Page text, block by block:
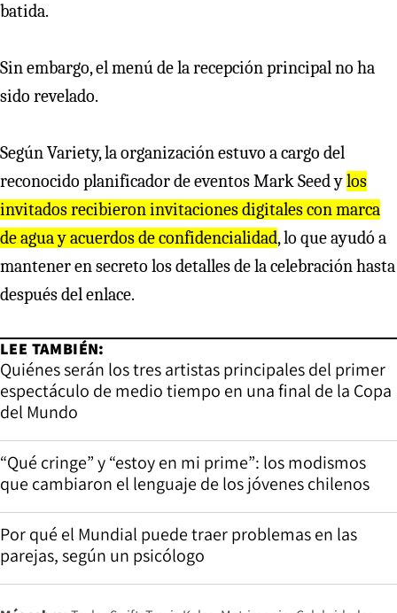
batida.
Sin embargo, el menú de la recepción principal no ha
sido revelado.
Según Variety, la organización estuvo a cargo del
reconocido planificador de eventos Mark Seed ylos
invitados recibieron invitaciones digitales con marca
de agua y acuerdos de confidencialidad, lo que ayudó a
mantener en secreto los detalles de la celebración hasta
después del enlace.
LEE TAMBIÉN:
Quiénes serán los tres artistas principales del primer
espectáculo de medio tiempo en una final de la Copa
del Mundo
“Qué cringe” y “estoy en mi prime”: los modismos
que cambiaron el lenguaje de los jóvenes chilenos
Por qué el Mundial puede traer problemas en las
parejas, según un psicólogo